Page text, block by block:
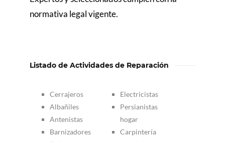
normativa legal vigente.
Listado de Actividades de Reparación
Cerrajeros
Albañiles
Antenistas
Barnizadores
Electricistas
Persianistas
hogar
Carpintería